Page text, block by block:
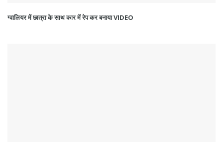
ग्वालियर में छात्रा के साथ कार में रेप कर बनाया VIDEO